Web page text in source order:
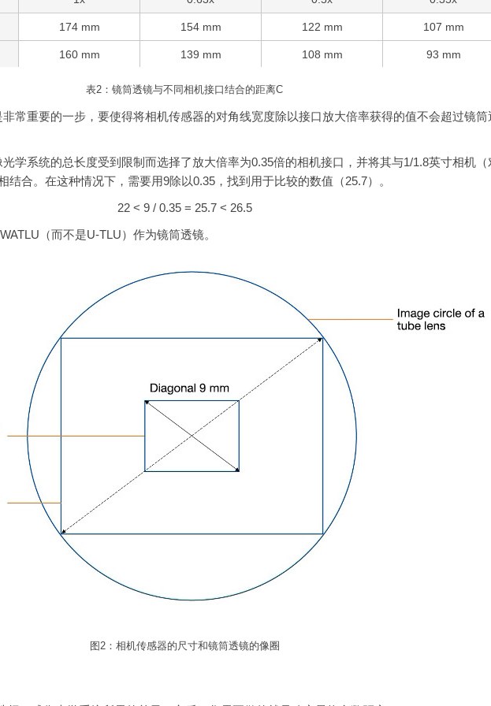
174 mm 154 mm 122 mm 107 mm
160 mm 139 mm 108 mm 93 mm
表2：镜筒透镜与不同相机接口结合的距离C
常重要的一步，要使得将相机传感器的对角线宽度除以接口放大倍率获得的值不会超过镜筒
学系统的总长度受到限制而选择了放大倍率为0.35倍的相机接口，并将其与1/1.8英寸相机（
结合。在这种情况下，需要用9除以0.35，找到用于比较的数值（25.7）。
22 < 9 / 0.35 = 25.7 < 26.5
（而不是U-TLU）作为镜筒透镜。
图2：相机传感器的尺寸和镜筒透镜的像圈